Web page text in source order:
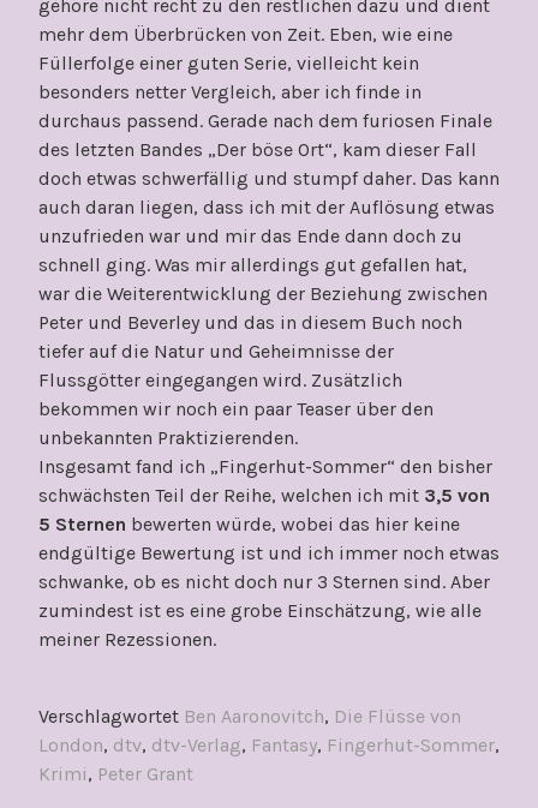
gehöre nicht recht zu den restlichen dazu und dient
mehr dem Überbrücken von Zeit. Eben, wie eine
Füllerfolge einer guten Serie, vielleicht kein
besonders netter Vergleich, aber ich finde in
durchaus passend. Gerade nach dem furiosen Finale
des letzten Bandes „Der böse Ort“, kam dieser Fall
doch etwas schwerfällig und stumpf daher. Das kann
auch daran liegen, dass ich mit der Auflösung etwas
unzufrieden war und mir das Ende dann doch zu
schnell ging. Was mir allerdings gut gefallen hat,
war die Weiterentwicklung der Beziehung zwischen
Peter und Beverley und das in diesem Buch noch
tiefer auf die Natur und Geheimnisse der
Flussgötter eingegangen wird. Zusätzlich
bekommen wir noch ein paar Teaser über den
unbekannten Praktizierenden.
Insgesamt fand ich „Fingerhut-Sommer“ den bisher
schwächsten Teil der Reihe, welchen ich mit 3,5 von
5 Sternen bewerten würde, wobei das hier keine
endgültige Bewertung ist und ich immer noch etwas
schwanke, ob es nicht doch nur 3 Sternen sind. Aber
zumindest ist es eine grobe Einschätzung, wie alle
meiner Rezessionen.
Verschlagwortet Ben Aaronovitch, Die Flüsse von
London, dtv, dtv-Verlag, Fantasy, Fingerhut-Sommer,
Krimi, Peter Grant